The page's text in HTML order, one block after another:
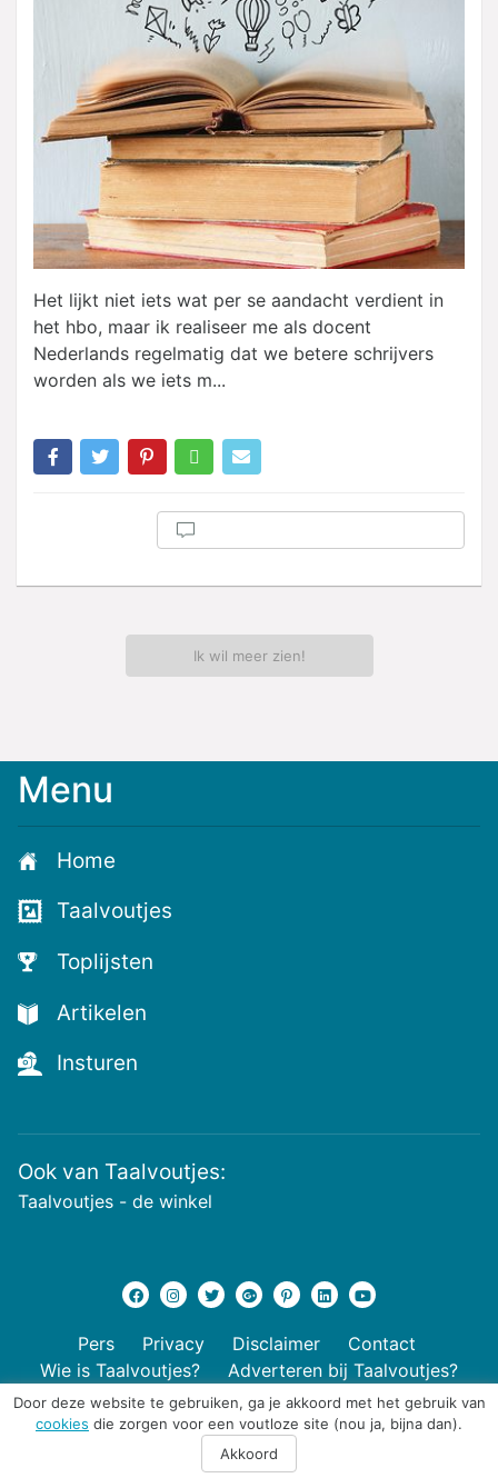
Het lijkt niet iets wat per se aandacht verdient in
het hbo, maar ik realiseer me als docent
Nederlands regelmatig dat we betere schrijvers
worden als we iets m...
Ik wil meer zien!
Menu
Home
Taalvoutjes
Toplijsten
Artikelen
Insturen
Ook van Taalvoutjes:
Taalvoutjes - de winkel
Pers Privacy Disclaimer
Contact
Wie is Taalvoutjes?
Adverteren bij Taalvoutjes?
Door deze website te gebruiken, ga je akkoord met het gebruik van
cookies die zorgen voor een voutloze site (nou ja, bijna dan).
Akkoord